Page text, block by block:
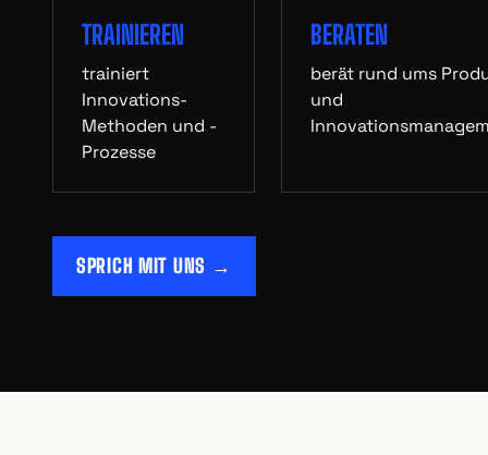
TRAINIEREN
trainiert
Innovations-
Methoden und -
Prozesse
BERATEN
berät rund ums
und
SPRICH MIT UNS →